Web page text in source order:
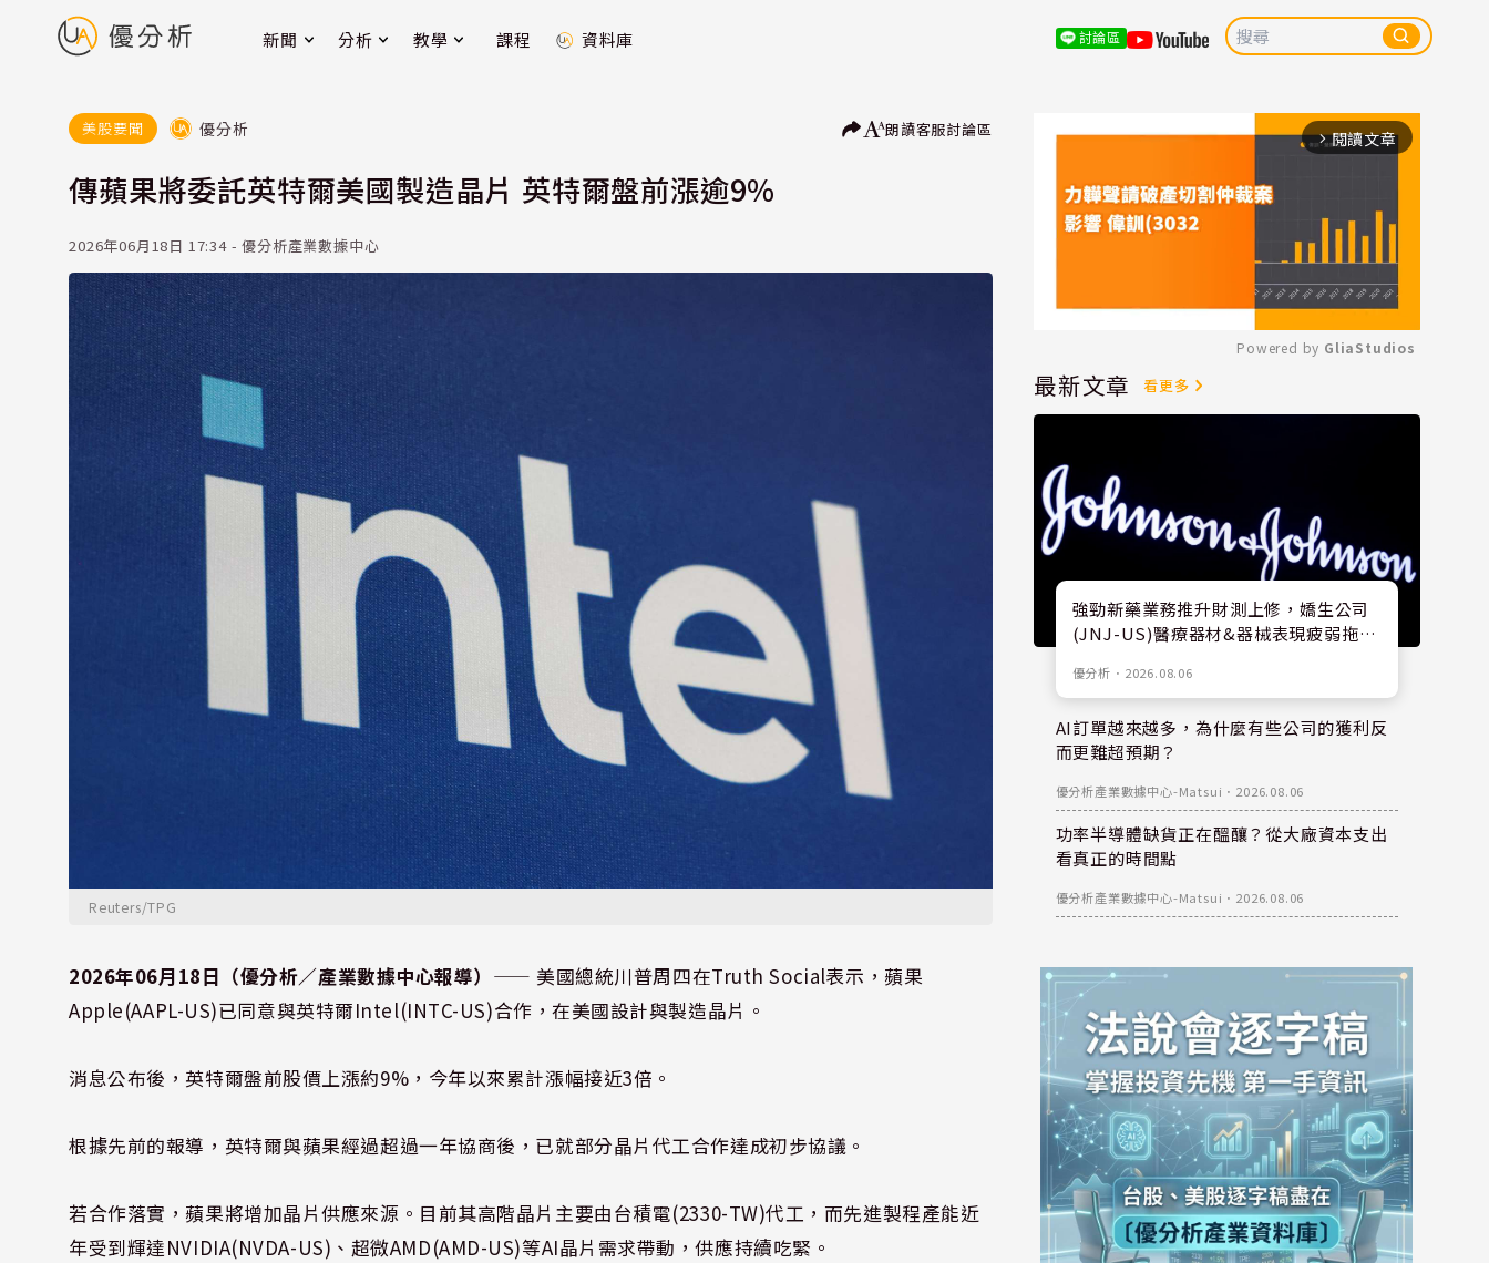
新聞 分析 教學 課程 資料庫 討論區
美股要聞 優分析 朗讀客服討論區
傳蘋果將委託英特爾美國製造晶片 英特爾盤前漲逾9%
2026年06月18日 17:34 - 優分析產業數據中心
Reuters/TPG
2026年06月18日（優分析／產業數據中心報導） ⸺ 美國總統川普周四在Truth Social表示，蘋果
Apple(AAPL-US)已同意與英特爾Intel(INTC-US)合作，在美國設計與製造晶片。
消息公布後，英特爾盤前股價上漲約9%，今年以來累計漲幅接近3倍。
根據先前的報導，英特爾與蘋果經過超過一年協商後，已就部分晶片代工合作達成初步協議。
若合作落實，蘋果將增加晶片供應來源。目前其高階晶片主要由台積電(2330-TW)代工，而先進製程產能近
年受到輝達NVIDIA(NVDA-US)、超微AMD(AMD-US)等AI晶片需求帶動，供應持續吃緊。
arrow_forward_ios 閱讀文章
Mute
Powered by GliaStudios
最新文章 看更多
強勁新藥業務推升財測上修，嬌生公司
(JNJ-US)醫療器材&器械表現疲弱拖累
優分析 ． 2026.08.06
AI訂單越來越多，為什麼有些公司的獲利反
而更難超預期？
優分析產業數據中心-Matsui ． 2026.08.06
功率半導體缺貨正在醞釀？從大廠資本支出
看真正的時間點
優分析產業數據中心-Matsui ． 2026.08.06